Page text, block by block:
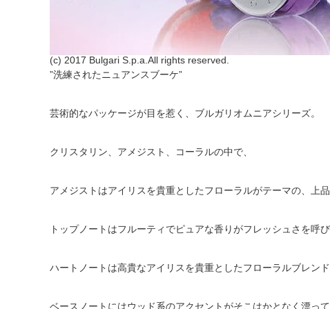
(c) 2017 Bulgari S.p.a.All rights reserved.
”洗練されたニュアンスブーケ”
芸術的なパッケージが目を惹く、ブルガリオムニアシリーズ。
クリスタリン、アメジスト、コーラルの中で、
アメジストはアイリスを貴重としたフローラルがテーマの、上品
トップノートはフルーティでピュアな香りがフレッシュさを呼び
ハートノートは高貴なアイリスを貴重としたフローラルブレンド
ベースノートにはウッド系のアクセントがそこはかとなく漂って